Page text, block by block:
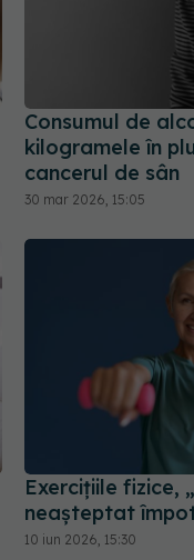
Consumul de
kilogramele în
cancerul de sân
30 mar 2026, 15:05
Exercițiile fizice,
neașteptat
10 iun 2026, 15:30